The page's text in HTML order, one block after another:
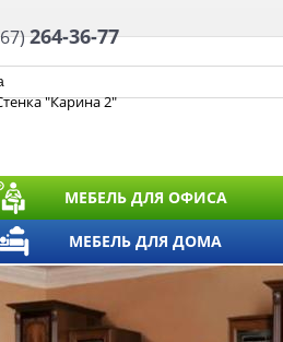
264-36-77
МЕБЕЛЬ ДЛЯ ОФИСА
МЕБЕЛЬ ДЛЯ ДОМА
"Карина 2"